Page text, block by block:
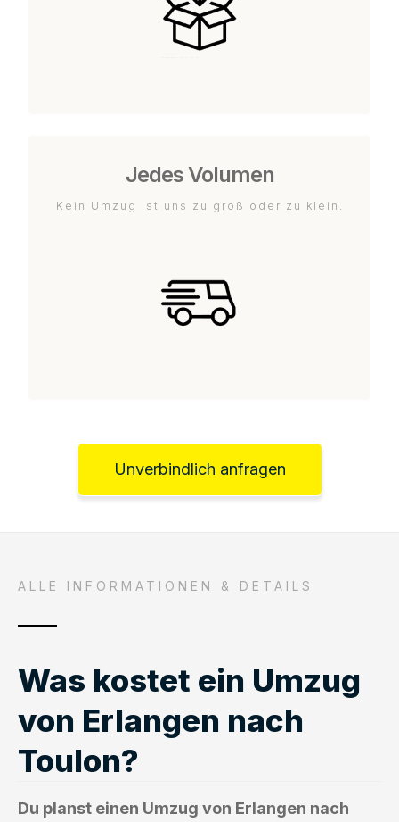
Jedes Volumen
Kein Umzug ist uns zu groß oder zu klein.
Unverbindlich anfragen
ALLE INFORMATIONEN & DETAILS
Was kostet ein Umzug
von Erlangen nach
Toulon?
Du planst einen Umzug von Erlangen nach